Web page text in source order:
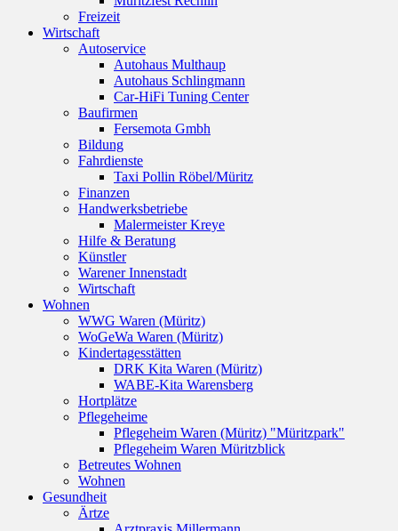
Freizeit
Wirtschaft
Autoservice
Autohaus Multhaup
Autohaus Schlingmann
Car-HiFi Tuning Center
Baufirmen
Fersemota Gmbh
Bildung
Fahrdienste
Taxi Pollin Röbel/Müritz
Finanzen
Handwerksbetriebe
Malermeister Kreye
Hilfe & Beratung
Künstler
Warener Innenstadt
Wirtschaft
Wohnen
WWG Waren (Müritz)
WoGeWa Waren (Müritz)
Kindertagesstätten
DRK Kita Waren (Müritz)
WABE-Kita Warensberg
Hortplätze
Pflegeheime
Pflegeheim Waren (Müritz) "Müritzpark"
Pflegeheim Waren Müritzblick
Betreutes Wohnen
Wohnen
Gesundheit
Ärtze